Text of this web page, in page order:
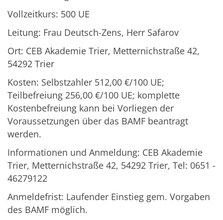
Vollzeitkurs: 500 UE
Leitung: Frau Deutsch-Zens, Herr Safarov
Ort: CEB Akademie Trier, Metternichstraße 42,
54292 Trier
Kosten: Selbstzahler 512,00 €/100 UE;
Teilbefreiung 256,00 €/100 UE; komplette
Kostenbefreiung kann bei Vorliegen der
Voraussetzungen über das BAMF beantragt
werden.
Informationen und Anmeldung: CEB Akademie
Trier, Metternichstraße 42, 54292 Trier, Tel: 0651 -
46279122
Anmeldefrist: Laufender Einstieg gem. Vorgaben
des BAMF möglich.